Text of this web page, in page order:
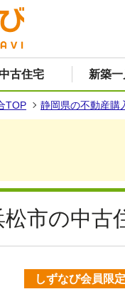
古住宅 新築
TOP 静岡県の不動産購
松市の中古
しずなび会員限